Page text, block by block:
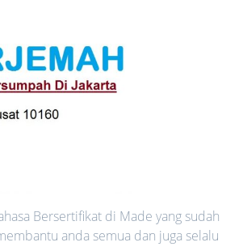
Bersertifikat di Made yang sudah
anda semua dan juga selalu